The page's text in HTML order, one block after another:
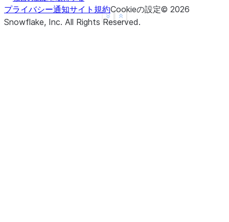
Show less
See more
プライバシー通知サイト規約Cookieの設定© 2026
Snowflake, Inc. All Rights Reserved.